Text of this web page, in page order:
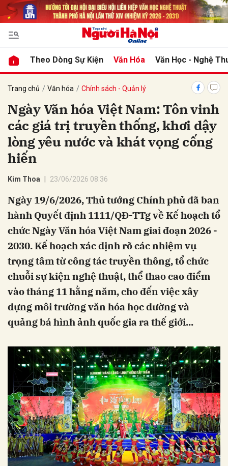
Theo Dòng Sự Kiện Văn Hóa Văn Học - Nghệ
Trang chủ Văn hóa Chính sách - Quản lý
Ngày Văn hóa Việt Nam: Tôn vinh
các giá trị truyền thống, khơi dậy
lòng yêu nước và khát vọng cống
hiến
Kim Thoa 23/06/2026 08:36
Ngày 19/6/2026, Thủ tướng Chính phủ đã ban
hành Quyết định 1111/QĐ-TTg về Kế hoạch tổ
chức Ngày Văn hóa Việt Nam giai đoạn 2026 -
2030. Kế hoạch xác định rõ các nhiệm vụ
trọng tâm từ công tác truyền thông, tổ chức
chuỗi sự kiện nghệ thuật, thể thao cao điểm
vào tháng 11 hằng năm, cho đến việc xây
dựng môi trường văn hóa học đường và
quảng bá hình ảnh quốc gia ra thế giới...
luận